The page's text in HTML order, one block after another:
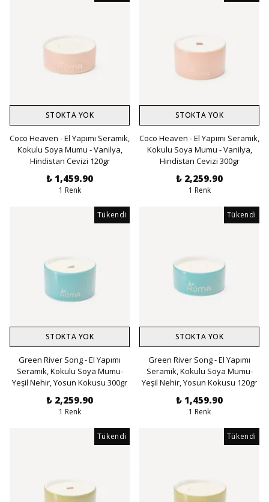
STOKTA YOK
Coco Heaven - El Yapımı Seramik,
Kokulu Soya Mumu - Vanilya,
Hindistan Cevizi 120gr
₺ 1,459.90
1 Renk
STOKTA YOK
Coco Heaven - El Yapımı Seramik,
Kokulu Soya Mumu - Vanilya,
Hindistan Cevizi 300gr
₺ 2,259.90
1 Renk
Tükendi
STOKTA YOK
Green River Song - El Yapımı
Seramik, Kokulu Soya Mumu-
Yeşil Nehir, Yosun Kokusu 300gr
₺ 2,259.90
1 Renk
Tükendi
STOKTA YOK
Green River Song - El Yapımı
Seramik, Kokulu Soya Mumu-
Yeşil Nehir, Yosun Kokusu 120gr
₺ 1,459.90
1 Renk
Tükendi Tükendi